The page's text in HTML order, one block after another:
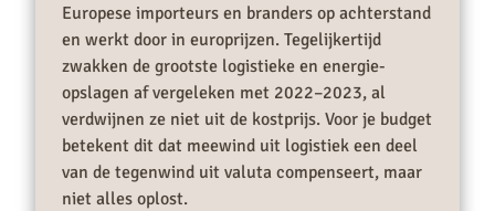
Europese importeurs en branders op achterstand
en werkt door in europrijzen. Tegelijkertijd
zwakken de grootste logistieke en energie-
opslagen af vergeleken met 2022–2023, al
verdwijnen ze niet uit de kostprijs. Voor je budget
betekent dit dat meewind uit logistiek een deel
van de tegenwind uit valuta compenseert, maar
niet alles oplost.